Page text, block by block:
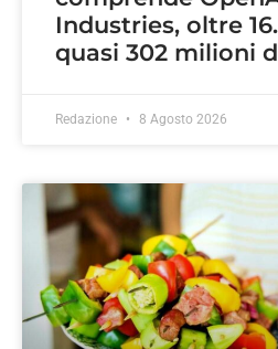
Industries, oltre
quasi 302 milioni
Redazione 8 Agosto 2026